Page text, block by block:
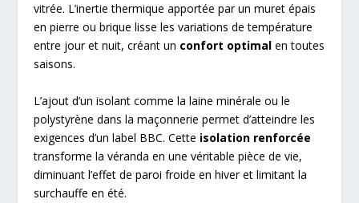
vitrée. L’inertie thermique apportée par un muret épais
en pierre ou brique lisse les variations de température
entre jour et nuit, créant un confort optimal en toutes
saisons.
L’ajout d’un isolant comme la laine minérale ou le
polystyrène dans la maçonnerie permet d’atteindre les
exigences d’un label BBC. Cette isolation renforcée
transforme la véranda en une véritable pièce de vie,
diminuant l’effet de paroi froide en hiver et limitant la
surchauffe en été.